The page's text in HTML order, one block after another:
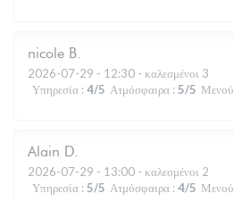
nicole B
2026-07-29 - 12:30 - καλεσμένοι 3
Υπηρεσία : 4/5 Ατμόσφαιρα : 5/5 Μενού
Alain D
2026-07-29 - 13:00 - καλεσμένοι 2
Υπηρεσία : 5/5 Ατμόσφαιρα : 4/5 Μενού